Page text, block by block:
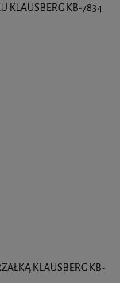
KLAUSBERG KB-7834
KLAUSBERG KB-